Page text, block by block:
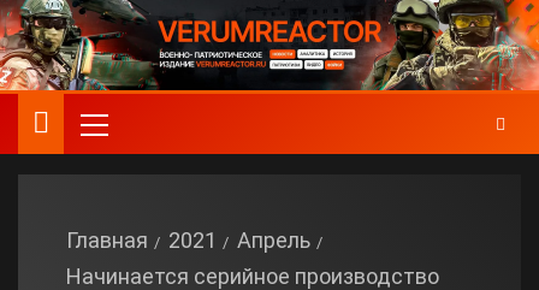
Главная 2021
Апрель
Начинается серийное производство